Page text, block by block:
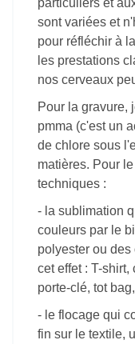
- la sublimation
couleurs par le
polyester ou des
cet effet : T-shirt,
- le flocage qui
fin sur le textile,
logo, un dessin ...
Je complète
magnets avec
évidemment,
sur différents
techniques. Ceci
mes prestations.
Vous pouvez
téléphone ou via